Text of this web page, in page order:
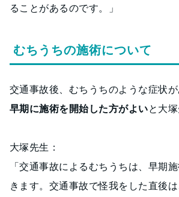
ることがあるのです。」
むちうちの施術について
交通事故後、むちうちのような症状が
早期に施術を開始した方がよいと大
大塚先生：
「交通事故によるむちうちは、早期
きます。交通事故で怪我をした直後